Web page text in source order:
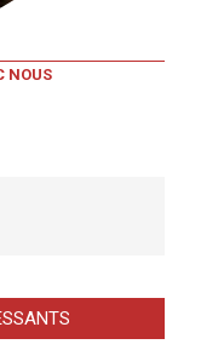
NOUS